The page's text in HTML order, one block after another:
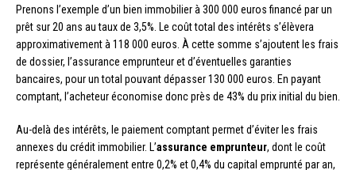
Prenons l’exemple d’un bien immobilier à 300 000 euros financé par un
prêt sur 20 ans au taux de 3,5%. Le coût total des intérêts s’élèvera
approximativement à 118 000 euros. À cette somme s’ajoutent les frais
de dossier, l’assurance emprunteur et d’éventuelles garanties
bancaires, pour un total pouvant dépasser 130 000 euros. En payant
comptant, l’acheteur économise donc près de 43% du prix initial du bien.
Au-delà des intérêts, le paiement comptant permet d’éviter les frais
annexes du crédit immobilier. L’assurance emprunteur, dont le coût
représente généralement entre 0,2% et 0,4% du capital emprunté par an,